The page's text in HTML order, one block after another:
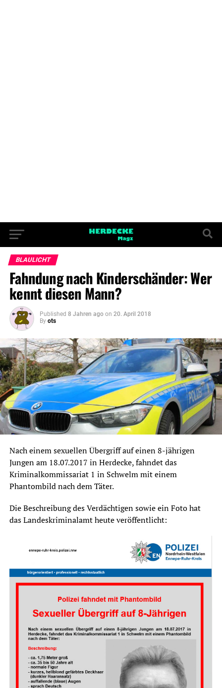
BLAULICHT
Fahndung nach Kinderschänder: Wer
kennt diesen Mann?
Published 8 Jahren ago on 20. April 2018
By ots
Nach einem sexuellen Übergriff auf einen 8-jährigen
Jungen am 18.07.2017 in Herdecke, fahndet das
Kriminalkommissariat 1 in Schwelm mit einem
Phantombild nach dem Täter.
Die Beschreibung des Verdächtigen sowie ein Foto hat
das Landeskriminalamt heute veröffentlicht: